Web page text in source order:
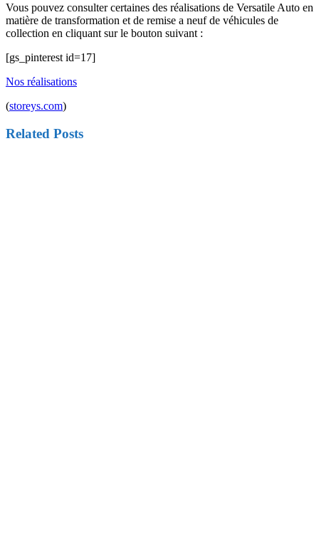
Vous pouvez consulter certaines des réalisations de Versatile Auto en
matière de transformation et de remise a neuf de véhicules de
collection en cliquant sur le bouton suivant :
[gs_pinterest id=17]
Nos réalisations
(storeys.com)
Related Posts